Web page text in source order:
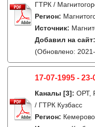
ГТРК /
Регион:
Источник:
Добавил на сайт:
(Обновлено:
17-07-1995 - 23-
Каналы [3]: ОРТ,
/ ГТРК Кузбасс
Регион: Кемерово